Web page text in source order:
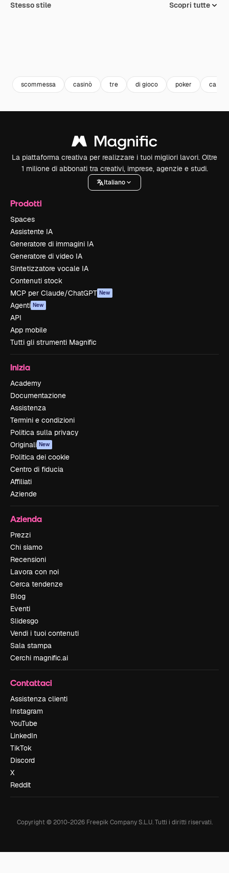
Stesso stile Scopri tutte
scommessa casinò tre di gioco poker carta
La piattaforma creativa per realizzare i tuoi migliori lavori. Oltre
1 milione di abbonati tra creativi, imprese, agenzie e studi.
Italiano
Prodotti
Spaces
Assistente IA
Generatore di immagini IA
Generatore di video IA
Sintetizzatore vocale IA
Contenuti stock
MCP per Claude/ChatGPT New
Agenti New
API
App mobile
Tutti gli strumenti Magnific
Inizia
Academy
Documentazione
Assistenza
Termini e condizioni
Politica sulla privacy
Originali New
Politica dei cookie
Centro di fiducia
Affiliati
Aziende
Azienda
Prezzi
Chi siamo
Recensioni
Lavora con noi
Cerca tendenze
Blog
Eventi
Slidesgo
Vendi i tuoi contenuti
Sala stampa
Cerchi magnific.ai
Contattaci
Assistenza clienti
Instagram
YouTube
LinkedIn
TikTok
Discord
X
Reddit
Copyright © 2010-2026Freepik Company S.L.U. Tutti i diritti riservati.